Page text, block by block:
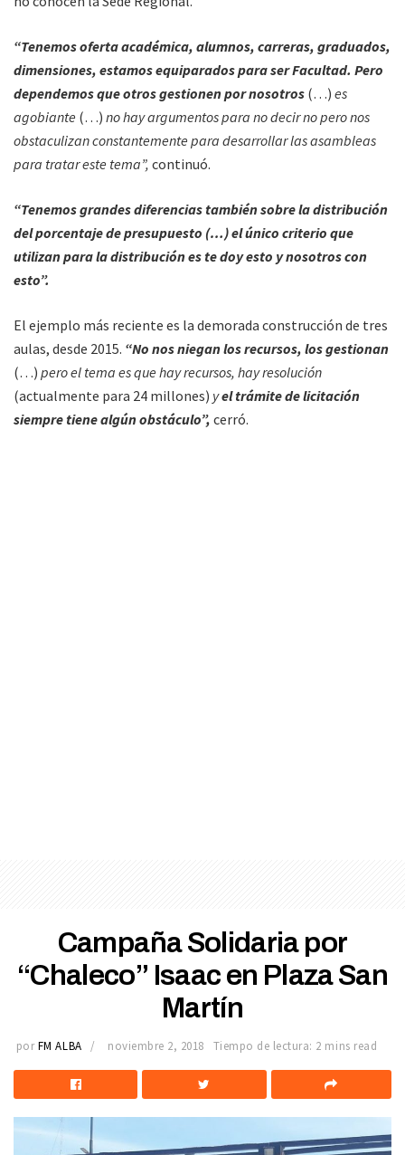
“Tenemos oferta académica, alumnos, carreras, graduados,
dimensiones, estamos equiparados para ser Facultad. Pero
dependemos que otros gestionen por nosotros (…) es
agobiante (…) no hay argumentos para no decir no pero nos
obstaculizan constantemente para desarrollar las asambleas
para tratar este tema”, continuó.
“Tenemos grandes diferencias también sobre la distribución
del porcentaje de presupuesto (…) el único criterio que
utilizan para la distribución es te doy esto y nosotros con
esto”.
El ejemplo más reciente es la demorada construcción de tres
aulas, desde 2015. “No nos niegan los recursos, los gestionan
(…) pero el tema es que hay recursos, hay resolución
(actualmente para 24 millones) yel trámite de licitación
siempre tiene algún obstáculo”, cerró.
Campaña Solidaria por
“Chaleco” Isaac en Plaza San
Martín
por FM ALBA noviembre 2, 2018 Tiempo de lectura: 2 mins read